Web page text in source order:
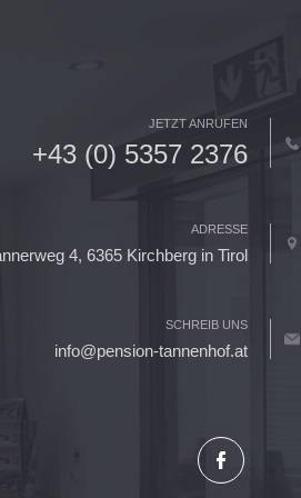
JETZT ANRUFEN
+43 (0) 5357 2376
ADRESSE
4, 6365 Kirchberg in Tirol
SCHREIB UNS
info@pension-tannenhof.at